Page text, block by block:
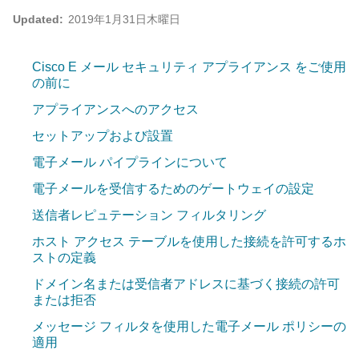
Updated: 2019年1月31日木曜日
Cisco E メール セキュリティ アプライアンス をご使用
の前に
アプライアンスへのアクセス
セットアップおよび設置
電子メール パイプラインについて
電子メールを受信するためのゲートウェイの設定
送信者レピュテーション フィルタリング
ホスト アクセス テーブルを使用した接続を許可するホ
ストの定義
ドメイン名または受信者アドレスに基づく接続の許可
または拒否
メッセージ フィルタを使用した電子メール ポリシーの
適用